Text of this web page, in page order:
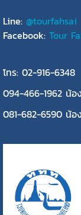
Line: @tourfahsai
Facebook: Tour
โทร: 02-916-6348
094-466-1962 น้อ
081-682-6590 น้อ